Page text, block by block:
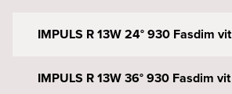
IMPULS R 13W 24° 930 Fasdim vit
IMPULS R 13W 36° 930 Fasdim vit